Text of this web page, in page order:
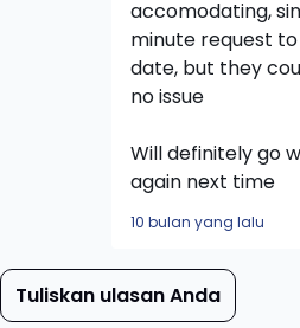
accomodating,
minute request
date, but they
no issue
Will definitely go
again next time
10 bulan yang lalu
Tuliskan ulasan Anda